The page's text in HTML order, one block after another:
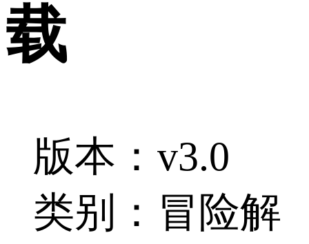
载
版本：v3.0
类别：冒险解